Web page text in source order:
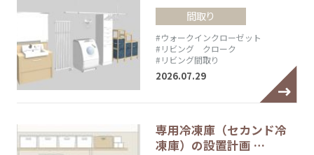
間取り
#ウォークインクローゼット
#リビング クローク
#リビング間取り
2026.07.29
専用冷凍庫（セカンド冷
凍庫）の設置計画 …